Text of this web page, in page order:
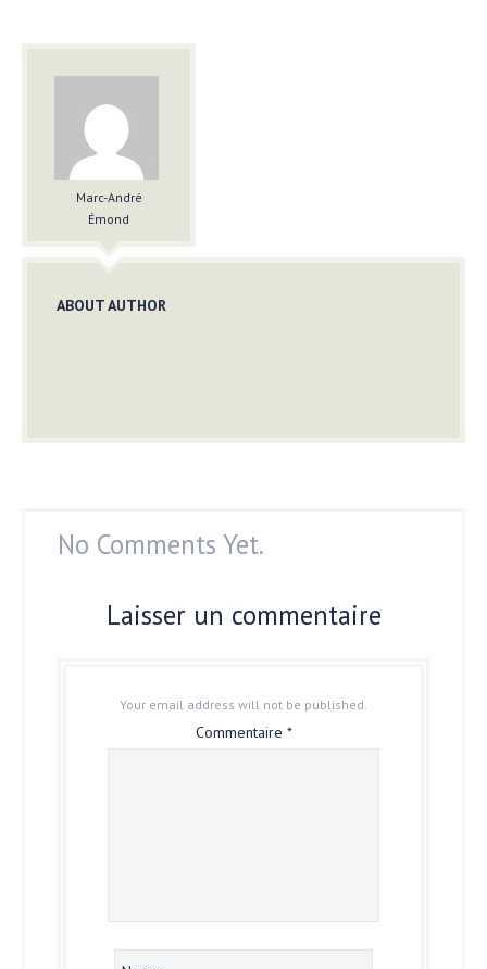
Marc-André
Émond
ABOUT AUTHOR
No Comments Yet.
Laisser un commentaire
Your email address will not be published.
Commentaire *